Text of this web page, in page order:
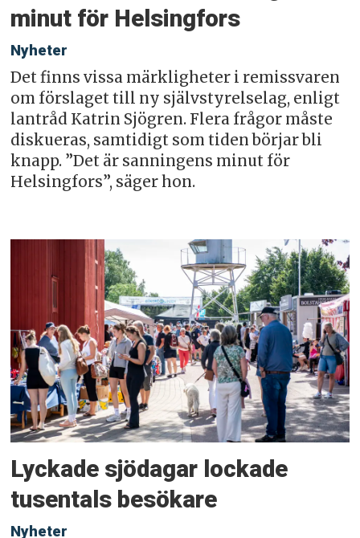
minut för Helsingfors
Nyheter
Det finns vissa märkligheter i remissvaren
om förslaget till ny självstyrelselag, enligt
lantråd Katrin Sjögren. Flera frågor måste
diskueras, samtidigt som tiden börjar bli
knapp. ”Det är sanningens minut för
Helsingfors”, säger hon.
Lyckade sjödagar lockade
tusentals besökare
Nyheter